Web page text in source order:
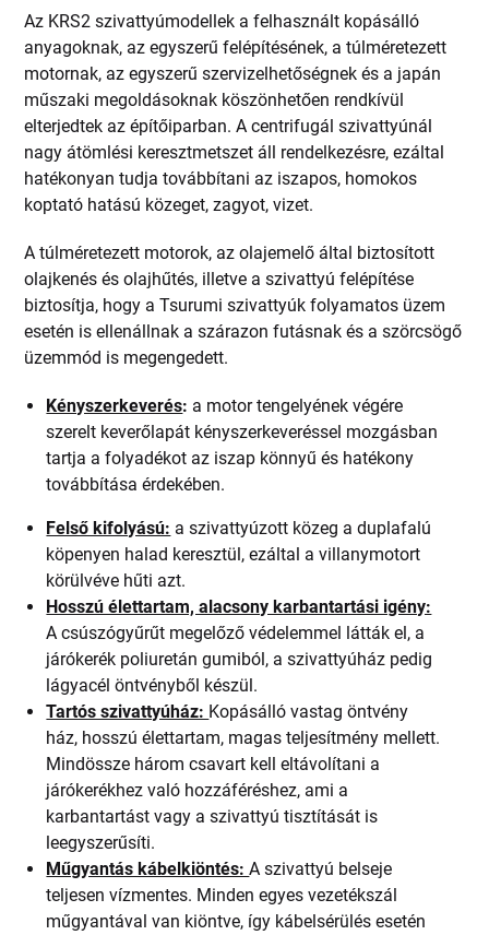
Az KRS2 szivattyúmodellek a felhasznált kopásálló
anyagoknak, az egyszerű felépítésének, a túlméretezett
motornak, az egyszerű szervizelhetőségnek és a japán
műszaki megoldásoknak köszönhetően rendkívül
elterjedtek az építőiparban. A centrifugál szivattyúnál
nagy átömlési keresztmetszet áll rendelkezésre, ezáltal
hatékonyan tudja továbbítani az iszapos, homokos
koptató hatású közeget, zagyot, vizet.
A túlméretezett motorok, az olajemelő által biztosított
olajkenés és olajhűtés, illetve a szivattyú felépítése
biztosítja, hogy a Tsurumi szivattyúk folyamatos üzem
esetén is ellenállnak a szárazon futásnak és a szörcsögő
üzemmód is megengedett.
Kényszerkeverés: a motor tengelyének végére
szerelt keverőlapát kényszerkeveréssel mozgásban
tartja a folyadékot az iszap könnyű és hatékony
továbbítása érdekében.
Felső kifolyású: a szivattyúzott közeg a duplafalú
köpenyen halad keresztül, ezáltal a villanymotort
körülvéve hűti azt.
Hosszú élettartam, alacsony karbantartási igény:
A csúszógyűrűt megelőző védelemmel látták el, a
járókerék poliuretán gumiból, a szivattyúház pedig
lágyacél öntvényből készül.
Tartós szivattyúház: Kopásálló vastag öntvény
ház, hosszú élettartam, magas teljesítmény mellett.
Mindössze három csavart kell eltávolítani a
járókerékhez való hozzáféréshez, ami a
karbantartást vagy a szivattyú tisztítását is
leegyszerűsíti.
Műgyantás kábelkiöntés:A szivattyú belseje
teljesen vízmentes. Minden egyes vezetékszál
műgyantával van kiöntve, így kábelsérülés esetén